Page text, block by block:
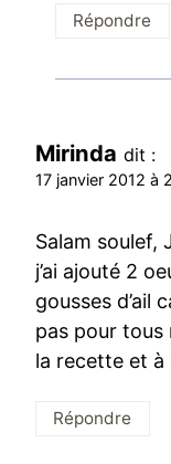
Répondre
Mirinda dit :
17 janvier 2012 à
Salam soulef,
j’ai ajouté 2
gousses d’ail
pas pour
la recette et
Répondre